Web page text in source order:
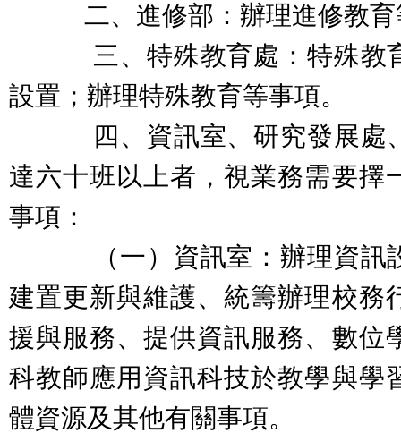
二、進修部：辦理進修教育
三、特殊教育處：特殊教育
設置；辦理特殊教育等事項。
四、資訊室、研究發展處、
達六十班以上者，視業務需要擇
事項：
（一）資訊室：辦理資訊設
建置更新與維護、統籌辦理校務
援與服務、提供資訊服務、數位
科教師應用資訊科技於教學與學
體資源及其他有關事項。